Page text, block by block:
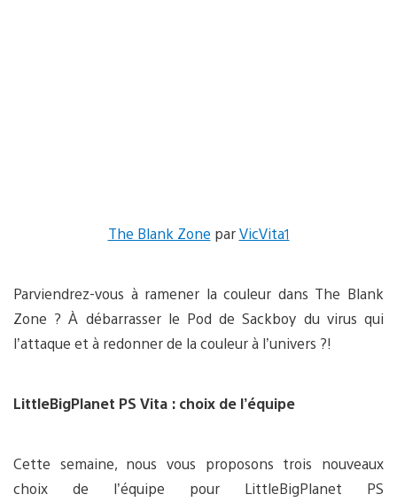
The Blank Zone parVicVita1
Parviendrez-vous à ramener la couleur dans The Blank
Zone ? À débarrasser le Pod de Sackboy du virus qui
l’attaque et à redonner de la couleur à l’univers ?!
LittleBigPlanet PS Vita : choix de l’équipe
Cette semaine, nous vous proposons trois nouveaux
choix de l’équipe pour LittleBigPlanet PS